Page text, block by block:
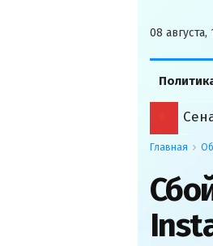
08 августа,
Главная